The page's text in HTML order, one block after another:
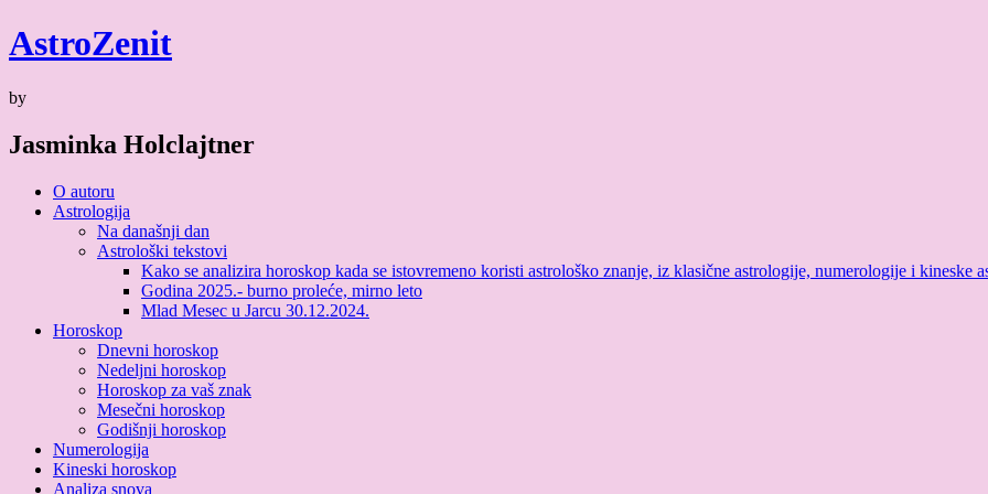
Skip
to
AstroZenit
by
Jasminka Holclajtner
O autoru
Astrologija
Na današnji dan
Astrološki tekstovi
Kako se analizira horoskop kada se istovremeno koristi astrološko znanje, iz klasične astrologije, numerologije i kineske
Godina 2025.- burno proleće, mirno leto
Mlad Mesec u Jarcu 30.12.2024.
Horoskop
Dnevni horoskop
Nedeljni horoskop
Horoskop za vaš znak
Mesečni horoskop
Godišnji horoskop
Numerologija
Kineski horoskop
Analiza snova